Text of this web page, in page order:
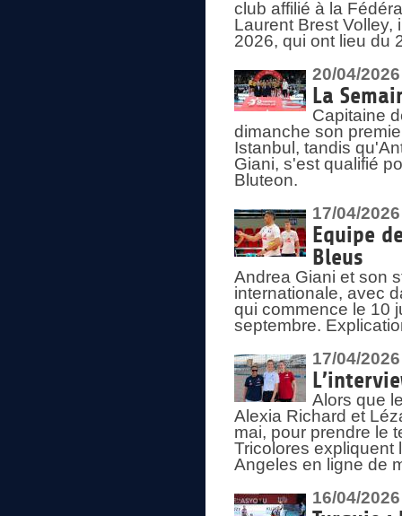
club affilié à la
Laurent Brest Volley,
2026, qui ont lieu du
20/04/2026
La
Capitaine
dimanche son
Istanbul, tandis
Giani, s'est qualifié
Bluteon.
17/04/2026
Equipe
Bleus
Andrea Giani et son
internationale, avec
qui commence le 10
septembre.
17/04/2026
Alors que
Alexia Richard et
mai, pour prendre le
Tricolores expliquent
Angeles en ligne de
16/04/2026